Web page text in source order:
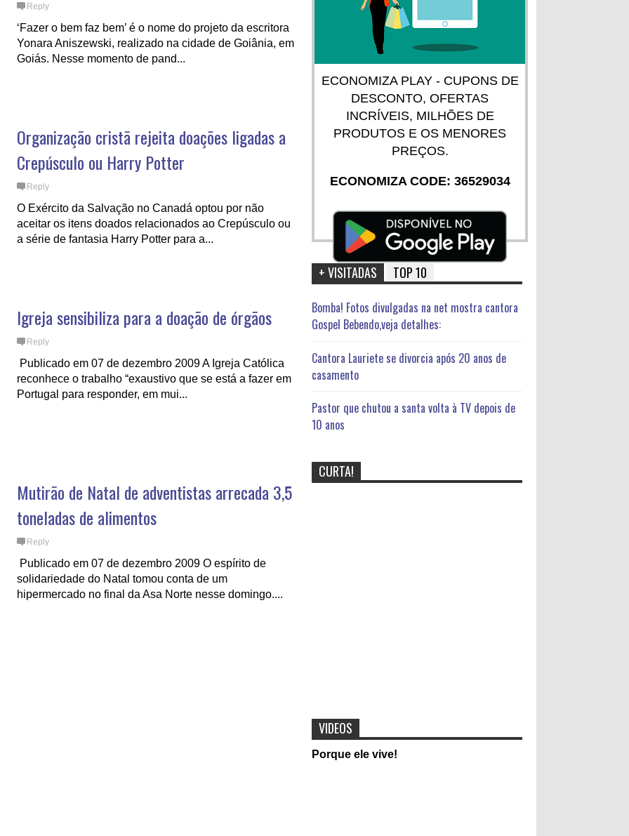
Reply
‘Fazer o bem faz bem’ é o nome do projeto da escritora
Yonara Aniszewski, realizado na cidade de Goiânia, em
Goiás. Nesse momento de pand...
Organização cristã rejeita doações ligadas a
Crepúsculo ou Harry Potter
Reply
O Exército da Salvação no Canadá optou por não
aceitar os itens doados relacionados ao Crepúsculo ou
a série de fantasia Harry Potter para a...
Igreja sensibiliza para a doação de órgãos
Reply
Publicado em 07 de dezembro 2009 A Igreja Católica
reconhece o trabalho “exaustivo que se está a fazer em
Portugal para responder, em mui...
Mutirão de Natal de adventistas arrecada 3,5
toneladas de alimentos
Reply
Publicado em 07 de dezembro 2009 O espírito de
solidariedade do Natal tomou conta de um
hipermercado no final da Asa Norte nesse domingo....
ECONOMIZA PLAY - CUPONS DE
DESCONTO, OFERTAS
INCRÍVEIS, MILHÕES DE
PRODUTOS E OS MENORES
PREÇOS.
ECONOMIZA CODE: 36529034
+ VISITADAS TOP 10
Bomba! Fotos divulgadas na net mostra cantora
Gospel Bebendo,veja detalhes:
Cantora Lauriete se divorcia após 20 anos de
casamento
Pastor que chutou a santa volta à TV depois de
10 anos
Bomba! Fotos divulgadas na net
Evangélicos contra Dilma Rousseff:
CURTA!
VIDEOS
Porque ele vive!